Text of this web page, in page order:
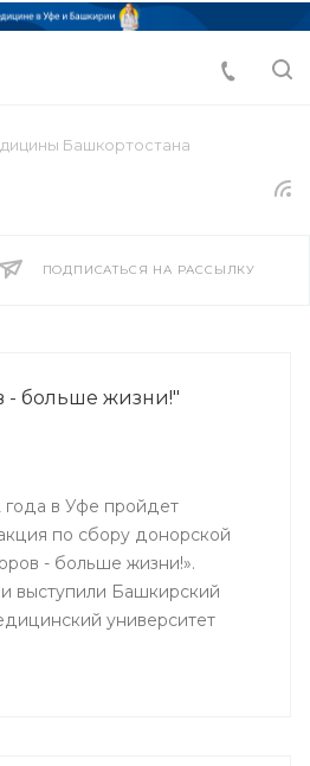
Башкортостана
ПОДПИСАТЬСЯ НА РАССЫЛКУ
- больше жизни!"
года в Уфе пройдет
по сбору донорской
- больше жизни!».
выступили Башкирский
университет
профкомами БГМУ и УГНТУ.